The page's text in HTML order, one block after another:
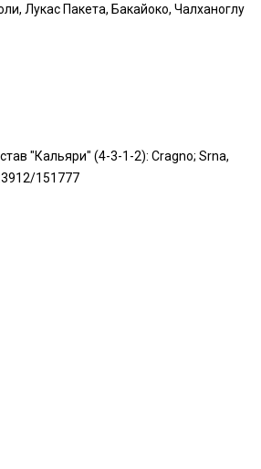
Лукас Пакета, Бакайоко, Чалханоглу
"Кальяри" (4-3-1-2): Cragno; Srna,
151777